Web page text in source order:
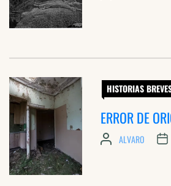
HISTORIAS
ERROR DE
ALVARO